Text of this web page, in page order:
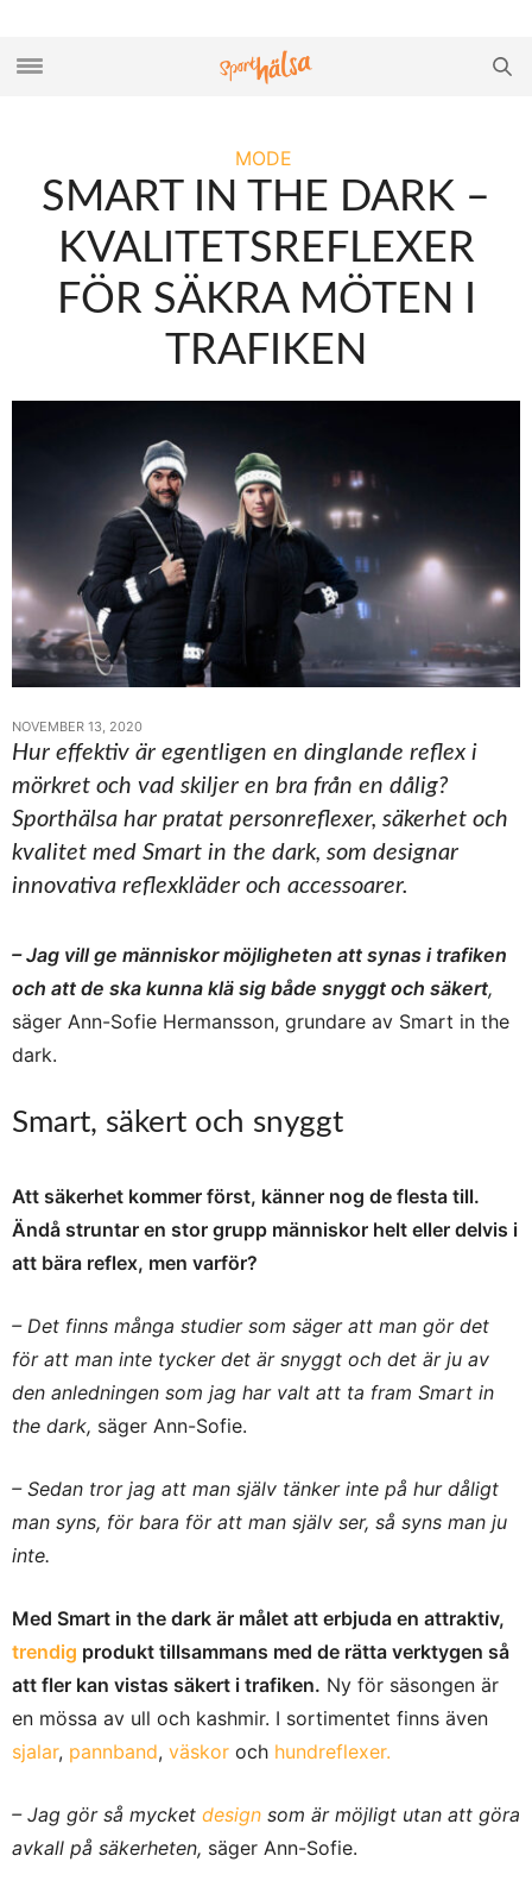
MODE
SMART IN THE DARK –
KVALITETSREFLEXER
FÖR SÄKRA MÖTEN I
TRAFIKEN
NOVEMBER 13, 2020
Hur effektiv är egentligen en dinglande reflex i
mörkret och vad skiljer en bra från en dålig?
Sporthälsa har pratat personreflexer, säkerhet och
kvalitet med Smart in the dark, som designar
innovativa reflexkläder och accessoarer.
– Jag vill ge människor möjligheten att synas i trafiken
och att de ska kunna klä sig både snyggt och säkert,
säger Ann-Sofie Hermansson, grundare av Smart in the
dark.
Smart, säkert och snyggt
Att säkerhet kommer först, känner nog de flesta till.
Ändå struntar en stor grupp människor helt eller delvis i
att bära reflex, men varför?
– Det finns många studier som säger att man gör det
för att man inte tycker det är snyggt och det är ju av
den anledningen som jag har valt att ta fram Smart in
the dark, säger Ann-Sofie.
– Sedan tror jag att man själv tänker inte på hur dåligt
man syns, för bara för att man själv ser, så syns man ju
inte.
Med Smart in the dark är målet att erbjuda en attraktiv,
trendig produkt tillsammans med de rätta verktygen så
att fler kan vistas säkert i trafiken. Ny för säsongen är
en mössa av ull och kashmir. I sortimentet finns även
sjalar, pannband, väskor och hundreflexer.
– Jag gör så mycket design som är möjligt utan att göra
avkall på säkerheten, säger Ann-Sofie.